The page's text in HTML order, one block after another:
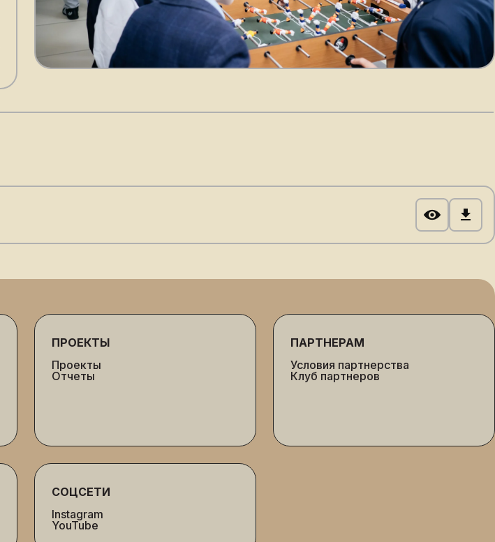
ПРОЕКТЫ
Проекты
Отчеты
ПАРТНЕРАМ
Условия партнерства
Клуб партнеров
СОЦСЕТИ
Instagram
YouTube